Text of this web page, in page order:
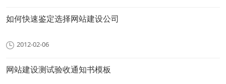
如何快速鉴定选择网站建设公司
2012-02-06
网站建设测试验收通知书模板